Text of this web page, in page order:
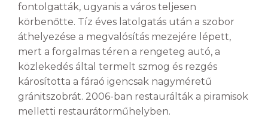
fontolgatták, ugyanis a város teljesen
körbenőtte. Tíz éves latolgatás után a szobor
áthelyezése a megvalósítás mezejére lépett,
mert a forgalmas téren a rengeteg autó, a
közlekedés által termelt szmog és rezgés
károsította a fáraó igencsak nagyméretű
gránitszobrát. 2006-ban restaurálták a piramisok
melletti restaurátorműhelyben.